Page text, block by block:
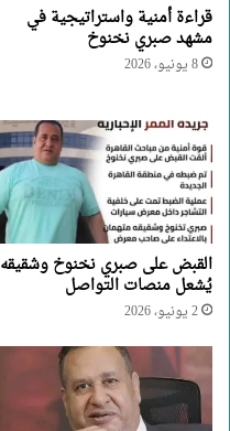
قراءة أمنية واستراتيجية في
مشهد صبري نخنوخ
8 يونيو، 2026
القبض على صبري نخنوخ وشقيقه
يُشعل منصات التواصل
2 يونيو، 2026